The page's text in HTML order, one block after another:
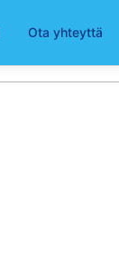
Ota yhteyttä